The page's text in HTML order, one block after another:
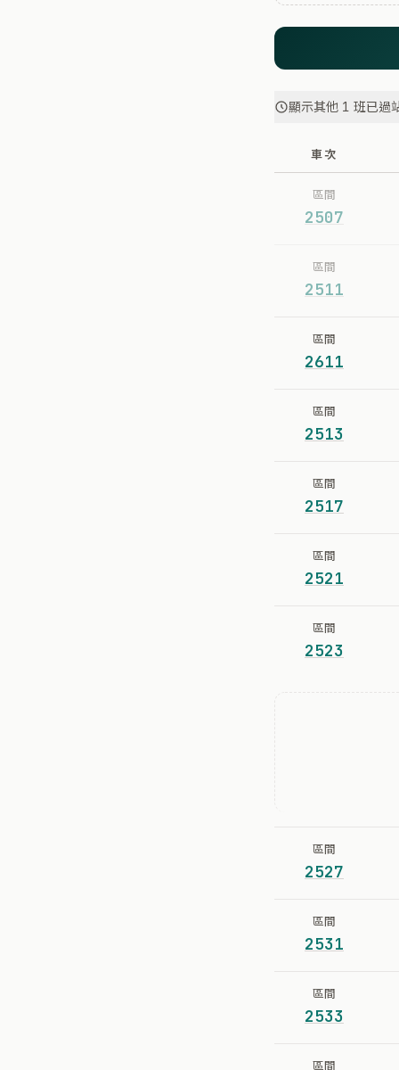
顯示其他 1 班已過
車次
區間
2507
區間
2511
區間
2611
區間
2513
區間
2517
區間
2521
區間
2523
區間
2527
區間
2531
區間
2533
區間